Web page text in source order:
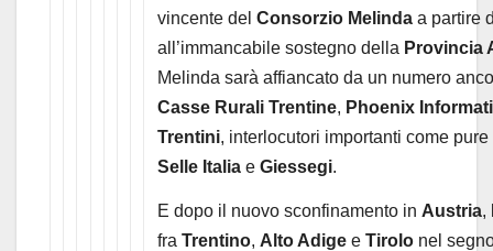
vincente del Consorzio Melindaa partire
all’immancabile sostegno della Provincia
Melinda sarà affiancato da un numero
Casse Rurali Trentine, Phoenix
Trentini, interlocutori importanti come
Selle Italiae Giessegi.
E dopo il nuovo sconfinamento in Austria,
fra Trentino, Alto Adigee Tirolonel